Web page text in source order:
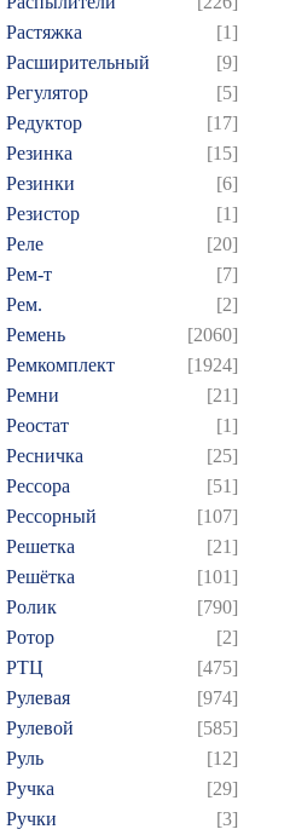
Растяжка
[1]
Расширительный
[9]
Регулятор
[5]
Редуктор
[17]
Резинка
[15]
Резинки
[6]
Резистор
[1]
Реле
[20]
Рем-т
[7]
Рем.
[2]
Ремень
[2060]
Ремкомплект
[1924]
Ремни
[21]
Реостат
[1]
Ресничка
[25]
Рессора
[51]
Рессорный
[107]
Решетка
[21]
Решётка
[101]
Ролик
[790]
Ротор
[2]
РТЦ
[475]
Рулевая
[974]
Рулевой
[585]
Руль
[12]
Ручка
[29]
Ручки
[3]